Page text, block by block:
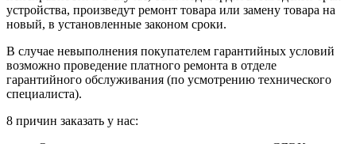
устройства, произведут ремонт товара или замену товара на
новый, в установленные законом сроки.
В случае невыполнения покупателем гарантийных условий
возможно проведение платного ремонта в отделе
гарантийного обслуживания (по усмотрению технического
специалиста).
8 причин заказать у нас: